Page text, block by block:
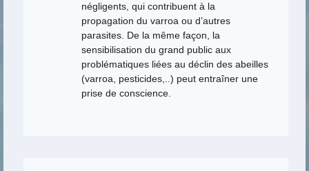
négligents, qui contribuent à la
propagation du varroa ou d’autres
parasites. De la même façon, la
sensibilisation du grand public aux
problématiques liées au déclin des abeilles
(varroa, pesticides,..) peut entraîner une
prise de conscience.